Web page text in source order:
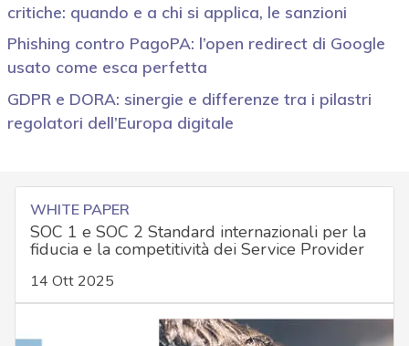
critiche: quando e a chi si applica, le sanzioni
Phishing contro PagoPA: l’open redirect di Google
usato come esca perfetta
GDPR e DORA: sinergie e differenze tra i pilastri
regolatori dell’Europa digitale
WHITE PAPER
SOC 1 e SOC 2 Standard internazionali per la
fiducia e la competitività dei Service Provider
14 Ott 2025